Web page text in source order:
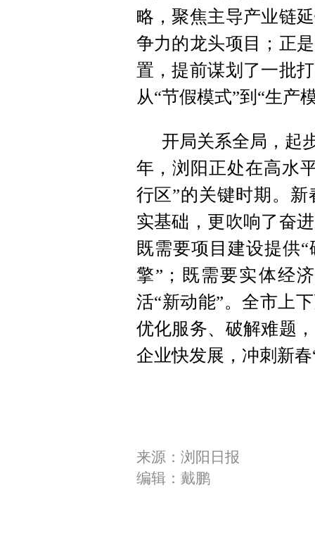
略，聚焦主导产业链
争力的龙头项目；正
置，提前谋划了一批
从“节假模式”到“生产
开局关系全局，起
年，浏阳正处在高水
行区”的关键时期。
实基础，更吹响了奋
既需要项目建设提供
擎”；既需要实体经
活“新动能”。全市上
优化服务、破解难题
企业快发展，冲刺新
来源：浏阳日报
编辑：戴鹏